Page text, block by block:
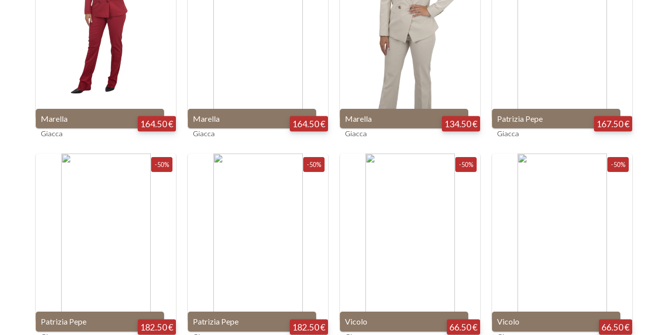
Marella
Giacca
164.50 €
Marella
Giacca
164.50 €
Marella
Giacca
134.50 €
Patrizia Pepe
Giacca
167.50 €
-50%
Patrizia Pepe
182.50 €
-50%
Patrizia Pepe
182.50 €
-50%
Vicolo
66.50 €
-50%
Vicolo
66.50 €